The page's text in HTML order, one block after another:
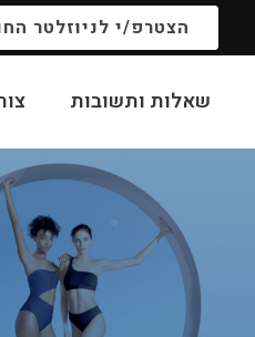
הצטרפ/י לניוזלטר
שאלות ותשובות